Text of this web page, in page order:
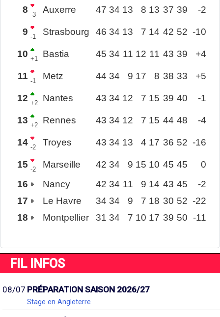
8 -3 Auxerre 47 34 13 8 13 37 39 -2
9 -1 Strasbourg 46 34 13 7 14 42 52 -10
10 +1 Bastia 45 34 11 12 11 43 39 +4
11 -1 Metz 44 34 9 17 8 38 33 +5
12 +2 Nantes 43 34 12 7 15 39 40 -1
13 +2 Rennes 43 34 12 7 15 44 48 -4
14 -2 Troyes 43 34 13 4 17 36 52 -16
15 -2 Marseille 42 34 9 15 10 45 45
0
16
Nancy 42 34 11 9 14 43 45
-2
17
Le Havre 34 34 9 7 18 30 52 -22
18
Montpellier 31 34 7 10 17 39 50 -11
FIL INFOS
08/07 PRÉPARATION SAISON 2026/27
Stage en Angleterre